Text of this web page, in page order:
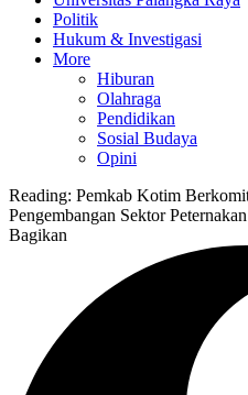
Politik
Hukum & Investigasi
More
Hiburan
Olahraga
Pendidikan
Sosial Budaya
Opini
Reading: Pemkab Kotim
Pengembangan Sektor Peternakan
Bagikan